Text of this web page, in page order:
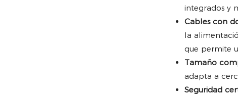
integrados y
Cables con
la
que permite
Tamaño
adapta a
Seguridad